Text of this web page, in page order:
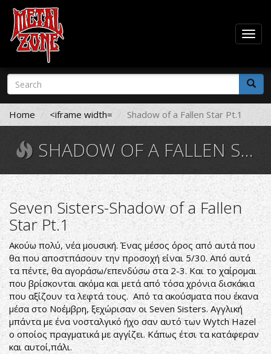
Skip
main
content
Search
form
Search
Home <iframe width= Shadow of a Fallen Star Pt.1
SHADOW OF A FALLEN STAR PT.1
Seven Sisters-Shadow of a Fallen
Star Pt.1
Ακούω πολύ, νέα μουσική. Ένας μέσος όρος από αυτά που
θα που αποστπάσουν την προσοχή είναι 5/30. Από αυτά
τα πέντε, θα αγοράσω/επενδύσω στα 2-3. Και το χαίρομαι
που βρίσκονται ακόμα και μετά από τόσα χρόνια δισκάκια
που αξίζουν τα λεφτά τους. Από τα ακούσματα που έκανα
μέσα στο Νοέμβρη, ξεχώρισαν οι Seven Sisters. Αγγλική
μπάντα με ένα νοσταλγικό ήχο σαν αυτό των Wytch Hazel
ο οποίος πραγματικά με αγγίζει. Κάπως έτσι τα κατάφεραν
και αυτοί,πάλι.